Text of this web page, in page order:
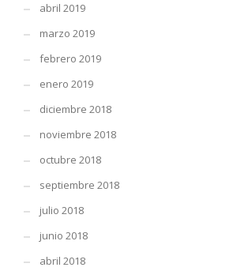
abril 2019
marzo 2019
febrero 2019
enero 2019
diciembre 2018
noviembre 2018
octubre 2018
septiembre 2018
julio 2018
junio 2018
abril 2018